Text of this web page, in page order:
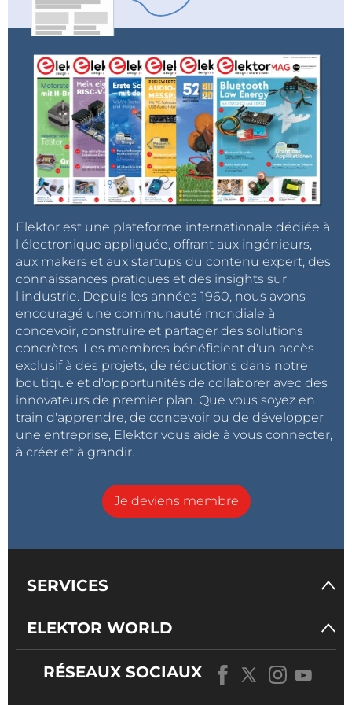
Elektor est une plateforme internationale dédiée à
l'électronique appliquée, offrant aux ingénieurs,
aux makers et aux startups du contenu expert, des
connaissances pratiques et des insights sur
l'industrie. Depuis les années 1960, nous avons
encouragé une communauté mondiale à
concevoir, construire et partager des solutions
concrètes. Les membres bénéficient d'un accès
exclusif à des projets, de réductions dans notre
boutique et d'opportunités de collaborer avec des
innovateurs de premier plan. Que vous soyez en
train d'apprendre, de concevoir ou de développer
une entreprise, Elektor vous aide à vous connecter,
à créer et à grandir.
Je deviens membre
SERVICES
ELEKTOR WORLD
RÉSEAUX SOCIAUX